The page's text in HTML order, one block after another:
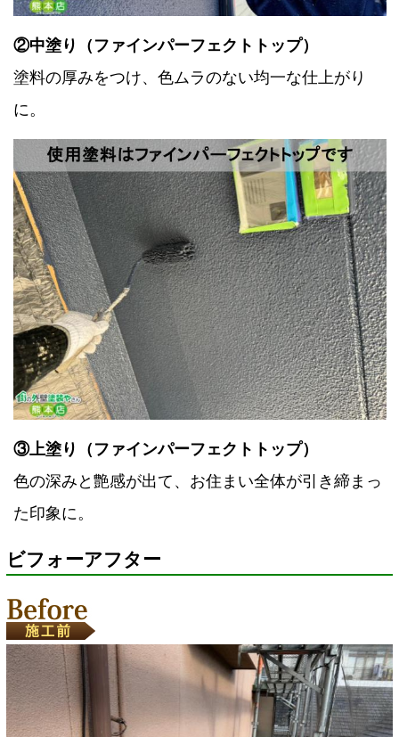
②中塗り（ファインパーフェクトトップ）
塗料の厚みをつけ、色ムラのない均一な仕上がり
に。
③上塗り（ファインパーフェクトトップ）
色の深みと艶感が出て、お住まい全体が引き締まっ
た印象に。
ビフォーアフター